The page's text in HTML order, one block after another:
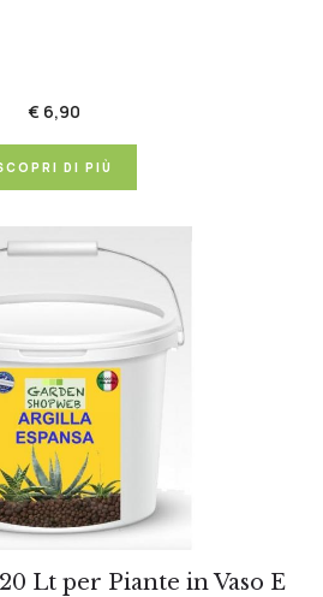
€ 6,90
DI PIÙ
Lt per Piante in Vaso E